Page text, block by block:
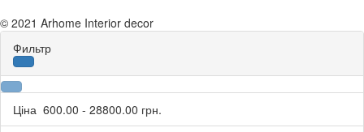
© 2021 Arhome Interior decor
Фильтр
Ціна 600.00 - 28800.00 грн.